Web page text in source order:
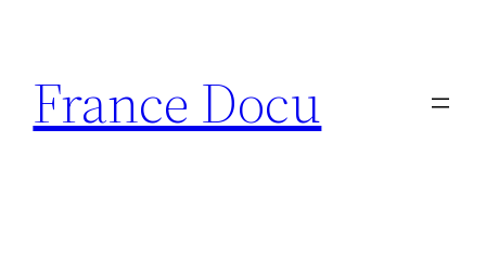
contenu
France Docu